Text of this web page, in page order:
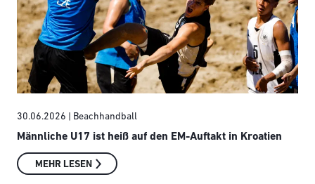
30.06.2026 | Beachhandball
Männliche U17 ist heiß auf den EM-Auftakt in Kroatien
MEHR LESEN